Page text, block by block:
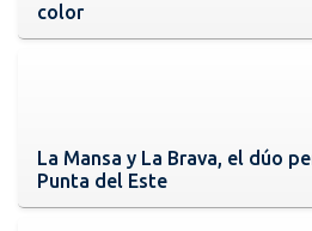
color
La Mansa y La Brava, el dúo
Punta del Este